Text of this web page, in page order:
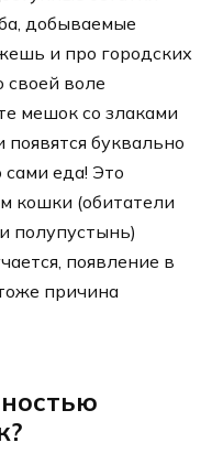
добываемые
и про городских
своей воле
мешок со злаками
буквально
сами еда! Это
кошки (обитатели
полупустынь)
появление в
причина